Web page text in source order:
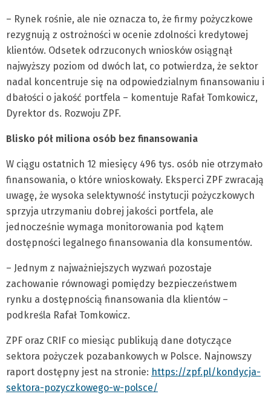
– Rynek rośnie, ale nie oznacza to, że firmy pożyczkowe
rezygnują z ostrożności w ocenie zdolności kredytowej
klientów. Odsetek odrzuconych wniosków osiągnął
najwyższy poziom od dwóch lat, co potwierdza, że sektor
nadal koncentruje się na odpowiedzialnym finansowaniu i
dbałości o jakość portfela – komentuje Rafał Tomkowicz,
Dyrektor ds. Rozwoju ZPF.
Blisko pół miliona osób bez finansowania
W ciągu ostatnich 12 miesięcy 496 tys. osób nie otrzymało
finansowania, o które wnioskowały. Eksperci ZPF zwracają
uwagę, że wysoka selektywność instytucji pożyczkowych
sprzyja utrzymaniu dobrej jakości portfela, ale
jednocześnie wymaga monitorowania pod kątem
dostępności legalnego finansowania dla konsumentów.
– Jednym z najważniejszych wyzwań pozostaje
zachowanie równowagi pomiędzy bezpieczeństwem
rynku a dostępnością finansowania dla klientów –
podkreśla Rafał Tomkowicz.
ZPF oraz CRIF co miesiąc publikują dane dotyczące
sektora pożyczek pozabankowych w Polsce. Najnowszy
raport dostępny jest na stronie: https://zpf.pl/kondycja-
sektora-pozyczkowego-w-polsce/